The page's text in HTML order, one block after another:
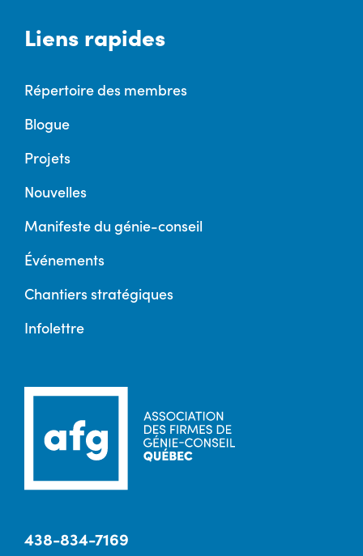
Liens rapides
Répertoire des membres
Blogue
Projets
Nouvelles
Manifeste du génie-conseil
Événements
Chantiers stratégiques
Infolettre
438-834-7169